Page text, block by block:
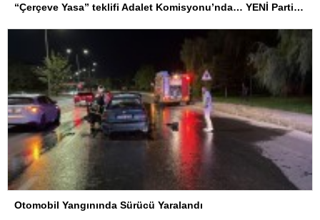
“Çerçeve Yasa” teklifi Adalet Komisyonu’nda… YENİ Partili Tanrıkulu: Bir insana ‘Silahını bırak, ülkene dön, siyasal ve toplumsal hayata katıl’ diyorsanız, o insan kapıdan içeri girdiğinde başına ne geleceğini bilmelidir
Otomobil Yangınında Sürücü Yaralandı